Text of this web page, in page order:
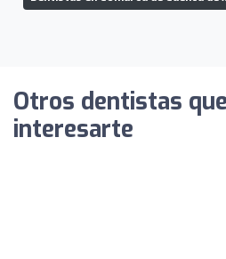
Otros dentistas
interesarte